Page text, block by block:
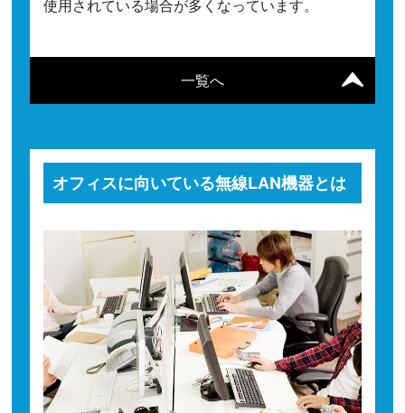
一覧へ
使用されている場合が多くなっています。
オフィスに向いている無線LAN機器とは